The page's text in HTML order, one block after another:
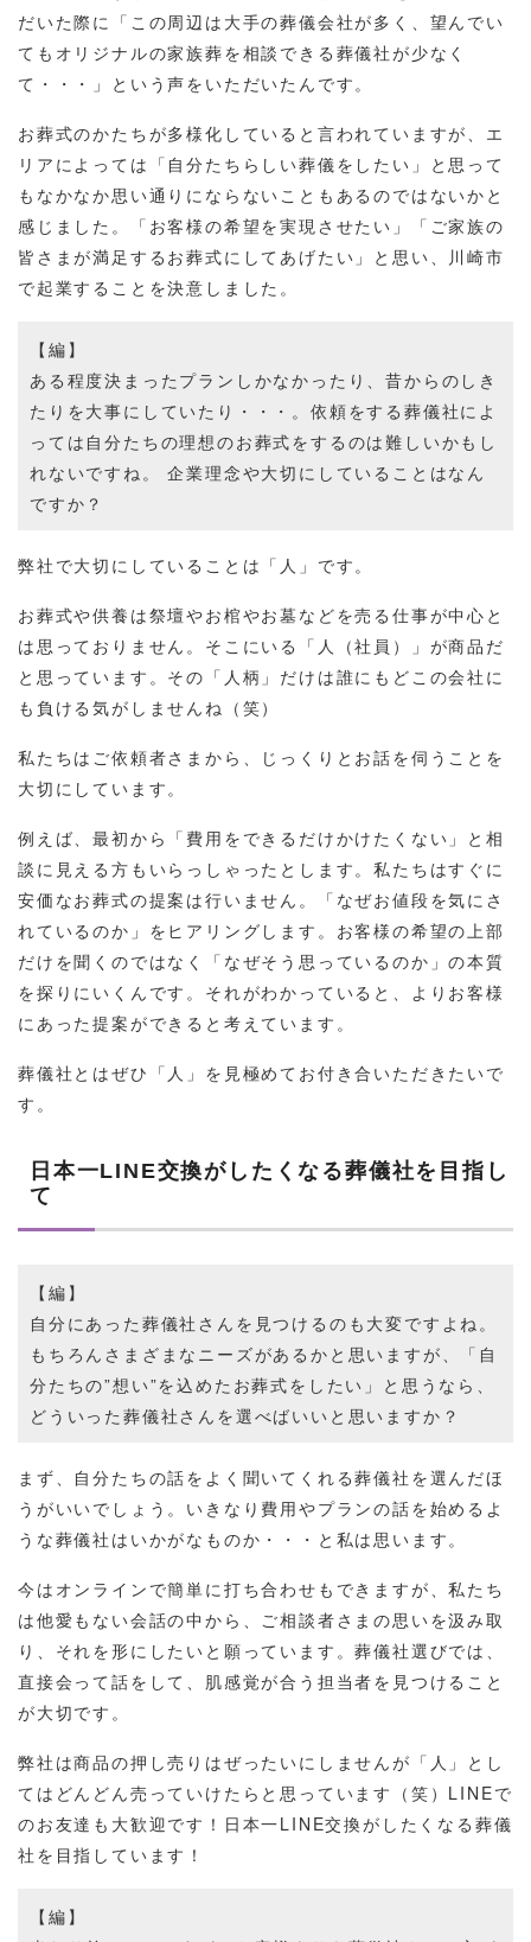
だいた際に「この周辺は大手の葬儀会社が多く、望んでい
てもオリジナルの家族葬を相談できる葬儀社が少なく
て・・・」という声をいただいたんです。
お葬式のかたちが多様化していると言われていますが、エ
リアによっては「自分たちらしい葬儀をしたい」と思って
もなかなか思い通りにならないこともあるのではないかと
感じました。「お客様の希望を実現させたい」「ご家族の
皆さまが満足するお葬式にしてあげたい」と思い、川崎市
で起業することを決意しました。
【編】
ある程度決まったプランしかなかったり、昔からのしき
たりを大事にしていたり・・・。依頼をする葬儀社によ
っては自分たちの理想のお葬式をするのは難しいかもし
れないですね。 企業理念や大切にしていることはなん
ですか？
弊社で大切にしていることは「人」です。
お葬式や供養は祭壇やお棺やお墓などを売る仕事が中心と
は思っておりません。そこにいる「人（社員）」が商品だ
と思っています。その「人柄」だけは誰にもどこの会社に
も負ける気がしませんね（笑）
私たちはご依頼者さまから、じっくりとお話を伺うことを
大切にしています。
例えば、最初から「費用をできるだけかけたくない」と相
談に見える方もいらっしゃったとします。私たちはすぐに
安価なお葬式の提案は行いません。「なぜお値段を気にさ
れているのか」をヒアリングします。お客様の希望の上部
だけを聞くのではなく「なぜそう思っているのか」の本質
を探りにいくんです。それがわかっていると、よりお客様
にあった提案ができると考えています。
葬儀社とはぜひ「人」を見極めてお付き合いただきたいで
す。
日本一LINE交換がしたくなる葬儀社を目指し
て
【編】
自分にあった葬儀社さんを見つけるのも大変ですよね。
もちろんさまざまなニーズがあるかと思いますが、「自
分たちの”想い”を込めたお葬式をしたい」と思うなら、
どういった葬儀社さんを選べばいいと思いますか？
まず、自分たちの話をよく聞いてくれる葬儀社を選んだほ
うがいいでしょう。いきなり費用やプランの話を始めるよ
うな葬儀社はいかがなものか・・・と私は思います。
今はオンラインで簡単に打ち合わせもできますが、私たち
は他愛もない会話の中から、ご相談者さまの思いを汲み取
り、それを形にしたいと願っています。葬儀社選びでは、
直接会って話をして、肌感覚が合う担当者を見つけること
が大切です。
弊社は商品の押し売りはぜったいにしませんが「人」とし
てはどんどん売っていけたらと思っています（笑）LINEで
のお友達も大歓迎です！日本一LINE交換がしたくなる葬儀
社を目指しています！
【編】